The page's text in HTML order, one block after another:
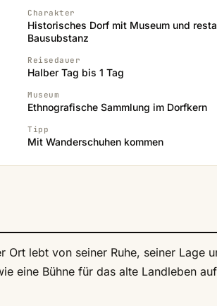
Charakter
Historisches Dorf mit Museum und
Bausubstanz
Reisedauer
Halber Tag bis 1 Tag
Museum
Ethnografische Sammlung im Dorfkern
Tipp
Mit Wanderschuhen kommen
lebt von seiner Ruhe, seiner Lage
eine Bühne für das alte Landleben